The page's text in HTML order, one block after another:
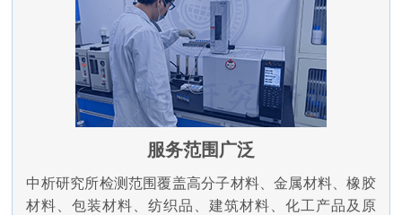
服务范围广泛
中析研究所检测范围覆盖高分子材料、金属材料、橡胶
材料、包装材料、纺织品、建筑材料、化工产品及原